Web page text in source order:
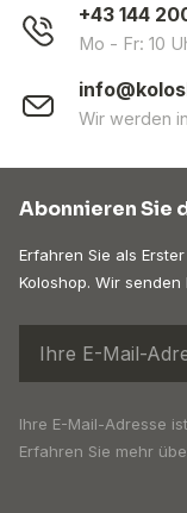
+43 144
Mo - Fr: 10
Wir werden
Abonnieren Sie
Erfahren Sie als
Koloshop. Wir
Ihre E-Mail-Adresse
Erfahren Sie mehr